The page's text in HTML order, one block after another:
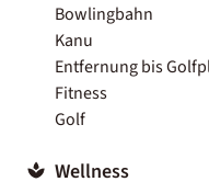
Bowlingbahn
Kanu
Entfernung bis
Fitness
Golf
Wellness